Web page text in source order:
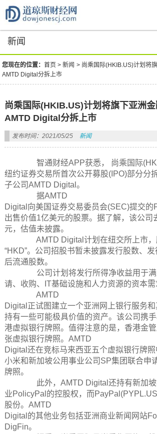
新闻
您现在的位置：首页 >新闻 > 尚乘国际(HKIB.US)计划将
AMTD Digital分拆上市
尚乘国际(HKIB.US)计划将旗下亚洲
AMTD Digital分拆上市
发布时间：2021/05/25 新闻
智通财经APP获悉， 尚乘国际
纽约证券交易所首次公开募股(IPO)部分分
子公司AMTD Digital。
据AMTD
Digital向美国证券交易委员会(SEC)提交的
出售价值1亿美元的股票。据了解，该公司
元，估值未披露。
AMTD Digital计划在纽交所上市，
“HKD”。公司招股书暂未披露发行股数、
后流通股数。
公司计划将发行所得净收益用于满
请、收购、IT基础设施和人力资源的资本需
AMTD
Digital正试图建立一个亚洲网上银行服务
持有一些可能极具价值的资产。该公司携
港虚拟银行牌照。值得注意的是，香港金
张虚拟银行牌照。AMTD
Digital还在竞标马来西亚五个虚拟银行牌
小米和新加坡公用事业公司SP集团联合申
牌照。
此外，AMTD Digital还持有新加坡
业PolicyPal的控股权，而
股份。AMTD
Digital的其他业务包括亚洲商业新闻网站
DigFin。